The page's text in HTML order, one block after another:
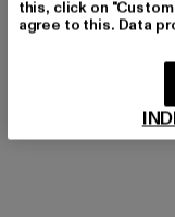
Derzeitiger Preis:
69,99 EUR
this, click on
agree to this. Data